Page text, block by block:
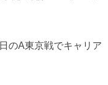
のA東京戦でキャリア